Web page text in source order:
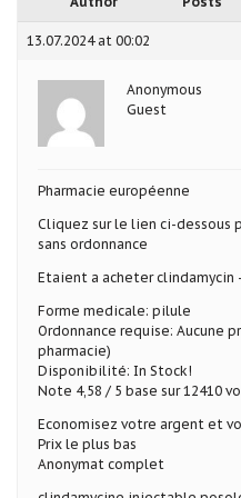
13.07.2024 at 00:02
Anonymous
Guest
Pharmacie européenne
Cliquez sur le lien ci-dessous
sans ordonnance
Etaient a acheter clindamycin
Forme medicale: pilule
Ordonnance requise: Aucune
pharmacie)
Disponibilité: In Stock!
Note 4,58 / 5 base sur 12410
Economisez votre argent et
Prix le plus bas
Anonymat complet